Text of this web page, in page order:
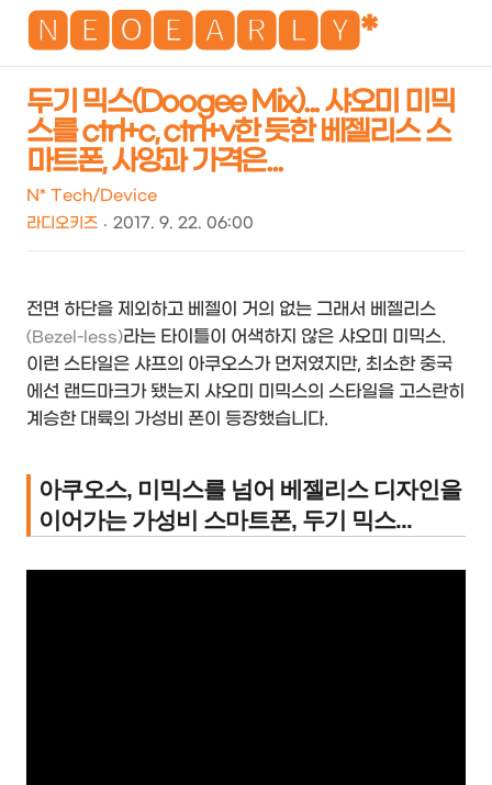
🅽🅴🅾🅴🅰🆁🅻🆈*
검
메
두기 믹스(Doogee Mix)... 샤오미 미믹
스를 ctrl+c, ctrl+v한 듯한 베젤리스 스
마트폰, 사양과 가격은...
N* Tech/Device
라디오키즈
2017. 9. 22. 06:00
전면 하단을 제외하고 베젤이 거의 없는 그래서 베젤리스
(Bezel-less)라는 타이틀이 어색하지 않은 샤오미 미믹스.
이런 스타일은 샤프의 아쿠오스가 먼저였지만, 최소한 중국
에선 랜드마크가 됐는지 샤오미 미믹스의 스타일을 고스란히
계승한 대륙의 가성비 폰이 등장했습니다.
아쿠오스, 미믹스를 넘어 베젤리스 디자인을
이어가는 가성비 스마트폰, 두기 믹스...